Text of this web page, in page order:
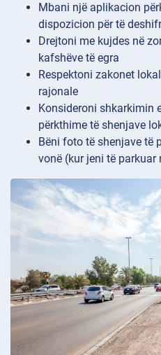
Mbani një aplikacion
dispozicion për të
Drejtoni me kujdes në
kafshëve të egra
Respektoni zakonet
rajonale
Konsideroni shkarkimin
përkthime të shenjave
Bëni foto të shenjave të
vonë (kur jeni të parkuar